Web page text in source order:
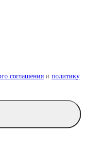
соглашения и политику